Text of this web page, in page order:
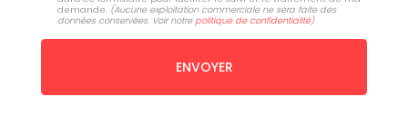
demande. (Aucune exploitation commerciale ne sera faite des
données conservées. Voir notre politique de confidentialité)